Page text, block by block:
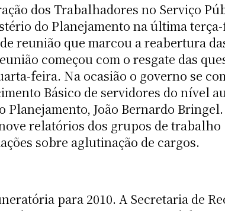
dos Trabalhadores no Serviço
do Planejamento na última
reunião que marcou a reabertura
começou com o resgate das
feira. Na ocasião o governo se
Básico de servidores do nível
João Bernardo
relatórios dos grupos de trabalho
sobre aglutinação de cargos.
para 2010. A Secretaria de